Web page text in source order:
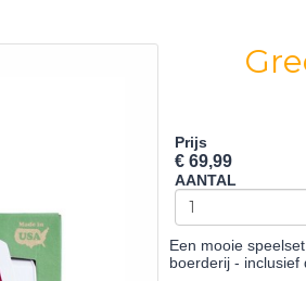
Prijs
€ 69,99
AANTAL
Een mooie
boerderij -